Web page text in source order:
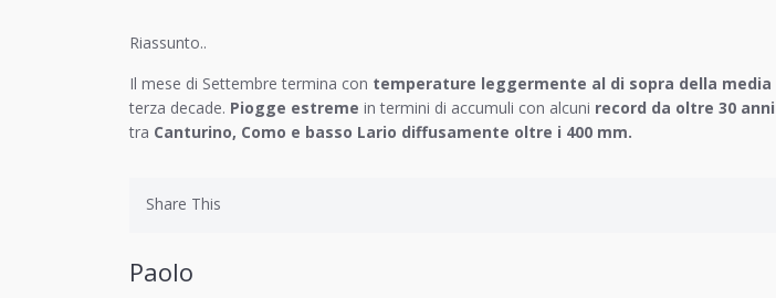
Riassunto..
Il mese di Settembre termina con temperature leggermente al di sopra della media
terza decade. Piogge estreme in termini di accumuli con alcuni record da oltre 30 anni
tra Canturino, Como e basso Lario diffusamente oltre i 400 mm.
Share This
Paolo